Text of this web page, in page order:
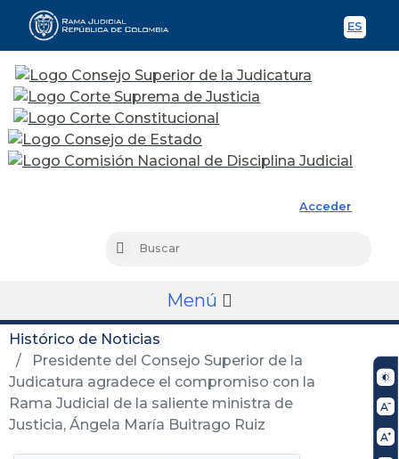
ES
Acceder
Buscar
Menú
Histórico de Noticias
Presidente del Consejo Superior de la
Judicatura agradece el compromiso con la
Rama Judicial de la saliente ministra de
Justicia, Ángela María Buitrago Ruiz